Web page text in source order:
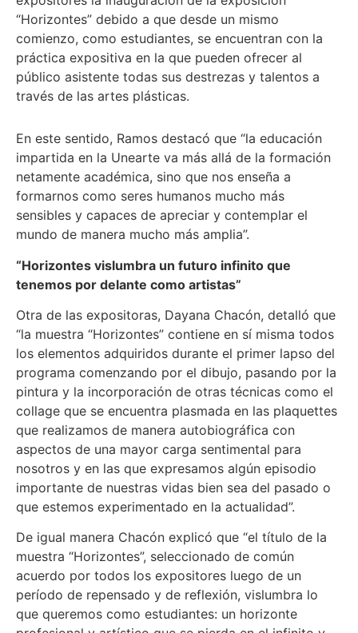
“Horizontes” debido a que desde un mismo
comienzo, como estudiantes, se encuentran con la
práctica expositiva en la que pueden ofrecer al
público asistente todas sus destrezas y talentos a
través de las artes plásticas.
En este sentido, Ramos destacó que “la educación
impartida en la Unearte va más allá de la formación
netamente académica, sino que nos enseña a
formarnos como seres humanos mucho más
sensibles y capaces de apreciar y contemplar el
mundo de manera mucho más amplia”.
“Horizontes vislumbra un futuro infinito que
tenemos por delante como artistas”
Otra de las expositoras, Dayana Chacón, detalló que
“la muestra “Horizontes” contiene en sí misma todos
los elementos adquiridos durante el primer lapso del
programa comenzando por el dibujo, pasando por la
pintura y la incorporación de otras técnicas como el
collage que se encuentra plasmada en las plaquettes
que realizamos de manera autobiográfica con
aspectos de una mayor carga sentimental para
nosotros y en las que expresamos algún episodio
importante de nuestras vidas bien sea del pasado o
que estemos experimentado en la actualidad”.
De igual manera Chacón explicó que “el título de la
muestra “Horizontes”, seleccionado de común
acuerdo por todos los expositores luego de un
período de repensado y de reflexión, vislumbra lo
que queremos como estudiantes: un horizonte